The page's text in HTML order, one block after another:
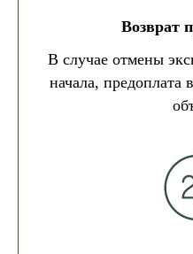
Возврат
В случае отмены
начала, предоплата